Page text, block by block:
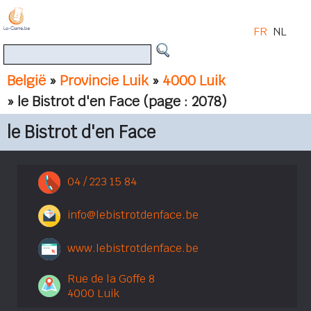
België » Provincie Luik» 4000 Luik
» le Bistrot d'en Face (page : 2078)
FR NL
le Bistrot d'en Face
04 / 223 15 84
info@lebistrotdenface.be
www.lebistrotdenface.be
Rue de la Goffe 8
4000 Luik